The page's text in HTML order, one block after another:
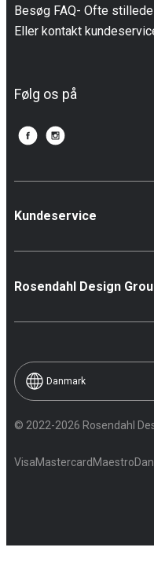
Besøg FAQ- Ofte
Eller kontakt
Følg os på
Kundeservice
Rosendahl Design
© 2022-2026 Rosendahl
VisaMastercard Maestro
Danmark